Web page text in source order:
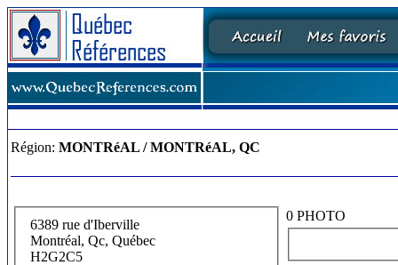
Région: MONTRéAL / MONTRéAL, QC
6389 rue d'Iberville
Montréal, Qc, Québec
H2G2C5
0 PHOTO